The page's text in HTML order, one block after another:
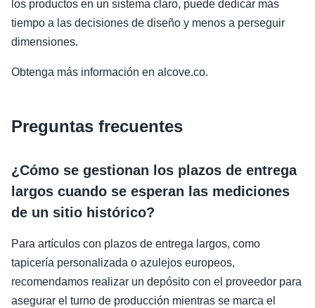
los productos en un sistema claro, puede dedicar más
tiempo a las decisiones de diseño y menos a perseguir
dimensiones.
Obtenga más información en alcove.co.
Preguntas frecuentes
¿Cómo se gestionan los plazos de entrega
largos cuando se esperan las mediciones
de un sitio histórico?
Para artículos con plazos de entrega largos, como
tapicería personalizada o azulejos europeos,
recomendamos realizar un depósito con el proveedor para
asegurar el turno de producción mientras se marca el